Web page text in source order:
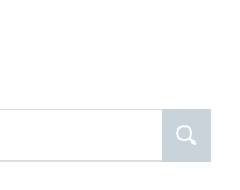
SEARCH